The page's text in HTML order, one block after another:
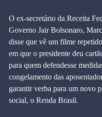
O ex-secretário da Receita
Governo Jair Bolsonaro,
disse que vê um filme
em que o presidente deu
para quem defendesse
congelamento das
garantir verba para um novo
social, o Renda Brasil.